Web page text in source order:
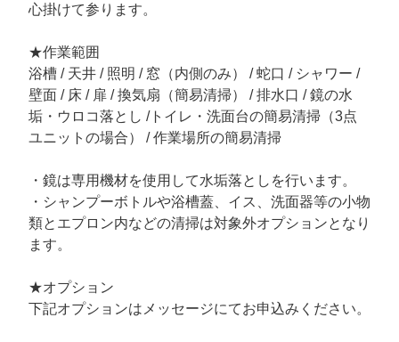
心掛けて参ります。
★作業範囲
浴槽 / 天井 / 照明 / 窓（内側のみ） / 蛇口 / シャワー /
壁面 / 床 / 扉 / 換気扇（簡易清掃） / 排水口 / 鏡の水
垢・ウロコ落とし /トイレ・洗面台の簡易清掃（3点
ユニットの場合） / 作業場所の簡易清掃
・鏡は専用機材を使用して水垢落としを行います。
・シャンプーボトルや浴槽蓋、イス、洗面器等の小物
類とエプロン内などの清掃は対象外オプションとなり
ます。
★オプション
下記オプションはメッセージにてお申込みください。